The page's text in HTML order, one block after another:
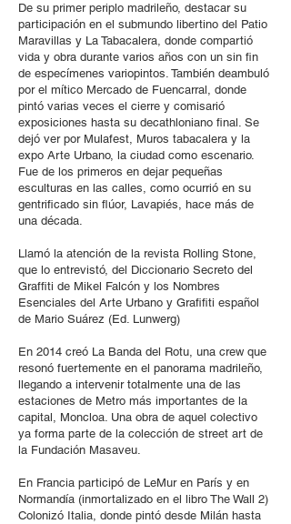
De su primer periplo madrileño, destacar su
participación en el submundo libertino del Patio
Maravillas y La Tabacalera, donde compartió
vida y obra durante varios años con un sin fin
de especímenes variopintos. También deambuló
por el mítico Mercado de Fuencarral, donde
pintó varias veces el cierre y comisarió
exposiciones hasta su decathloniano final. Se
dejó ver por Mulafest, Muros tabacalera y la
expo Arte Urbano, la ciudad como escenario.
Fue de los primeros en dejar pequeñas
esculturas en las calles, como ocurrió en su
gentrificado sin flúor, Lavapiés, hace más de
una década.
Llamó la atención de la revista Rolling Stone,
que lo entrevistó, del Diccionario Secreto del
Graffiti de Mikel Falcón y los Nombres
Esenciales del Arte Urbano y Grafifiti español
de Mario Suárez (Ed. Lunwerg)
En 2014 creó La Banda del Rotu, una crew que
resonó fuertemente en el panorama madrileño,
llegando a intervenir totalmente una de las
estaciones de Metro más importantes de la
capital, Moncloa. Una obra de aquel colectivo
ya forma parte de la colección de street art de
la Fundación Masaveu.
En Francia participó de LeMur en París y en
Normandía (inmortalizado en el libro The Wall 2)
Colonizó Italia, donde pintó desde Milán hasta